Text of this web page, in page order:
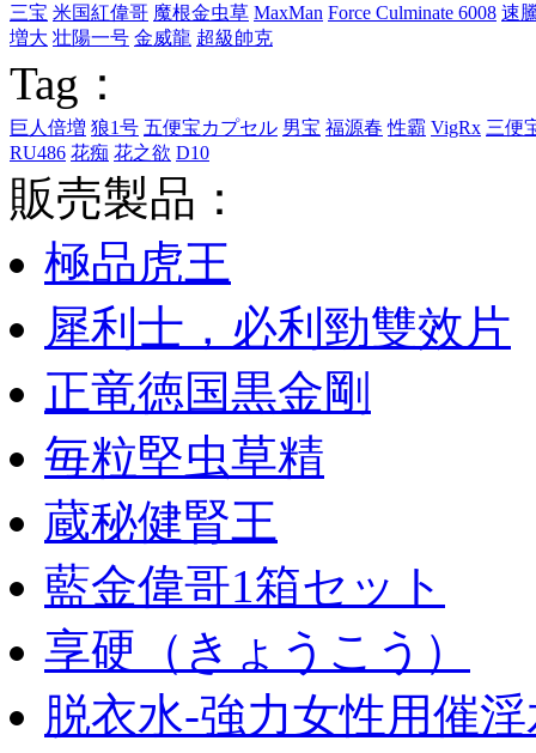
三宝 米国紅偉哥 魔根金虫草 MaxMan Force Culminate 6008 速
増大 壮陽一号 金威龍 超級帥克
Tag：
巨人倍増 狼1号 五便宝カプセル 男宝 福源春 性霸 VigRx 三便
RU486 花痴 花之欲 D10
販売製品：
極品虎王
犀利士，必利勁雙效片
正竜徳国黒金剛
毎粒堅虫草精
蔵秘健腎王
藍金偉哥1箱セット
享硬（きょうこう）
脱衣水-強力女性用催